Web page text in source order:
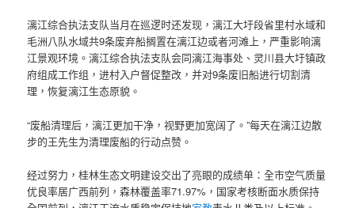
漓江综合执法支队当月在巡逻时还发现，漓江大圩段省里村水域和
毛洲八队水域共9条废弃船搁置在漓江边或者河滩上，严重影响漓
江景观环境。漓江综合执法支队会同漓江海事处、灵川县大圩镇政
府组成工作组，进村入户督促整改，并对9条废旧船进行切割清
理，恢复漓江生态原貌。
“废船清理后，漓江更加干净，视野更加宽阔了。”每天在漓江边散
步的王先生为清理废船的行动点赞。
经过努力，桂林生态文明建设交出了亮眼的成绩单：全市空气质量
优良率居广西前列，森林覆盖率71.97%，国家考核断面水质保持